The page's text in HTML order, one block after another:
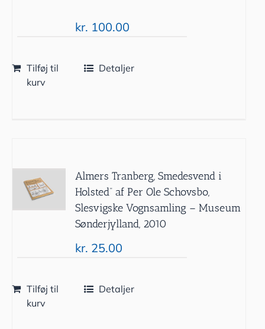
kr. 100.00
Tilføj til
kurv
Detaljer
Almers Tranberg, Smedesvend i
Holsted” af Per Ole Schovsbo,
Slesvigske Vognsamling – Museum
Sønderjylland, 2010
kr. 25.00
Tilføj til
kurv
Detaljer